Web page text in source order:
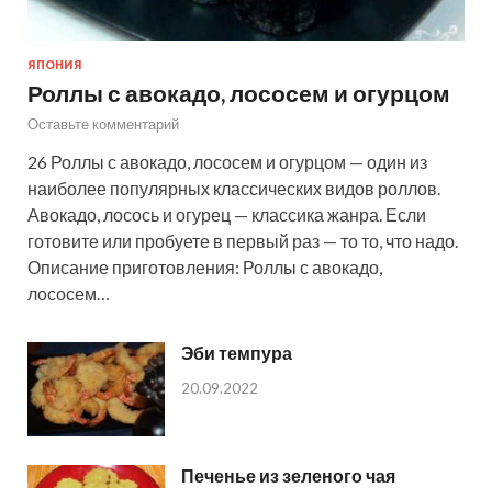
ЯПОНИЯ
Роллы с авокадо, лососем и огурцом
Оставьте комментарий
26 Роллы с авокадо, лососем и огурцом — один из
наиболее популярных классических видов роллов.
Авокадо, лосось и огурец — классика жанра. Если
готовите или пробуете в первый раз — то то, что надо.
Описание приготовления: Роллы с авокадо,
лососем…
Эби темпура
20.09.2022
Печенье из зеленого чая